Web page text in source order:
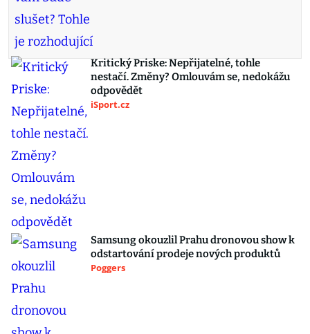
Kritický Priske: Nepřijatelné, tohle
nestačí. Změny? Omlouvám se, nedokážu
odpovědět
iSport.cz
Samsung okouzlil Prahu dronovou show k
odstartování prodeje nových produktů
Poggers